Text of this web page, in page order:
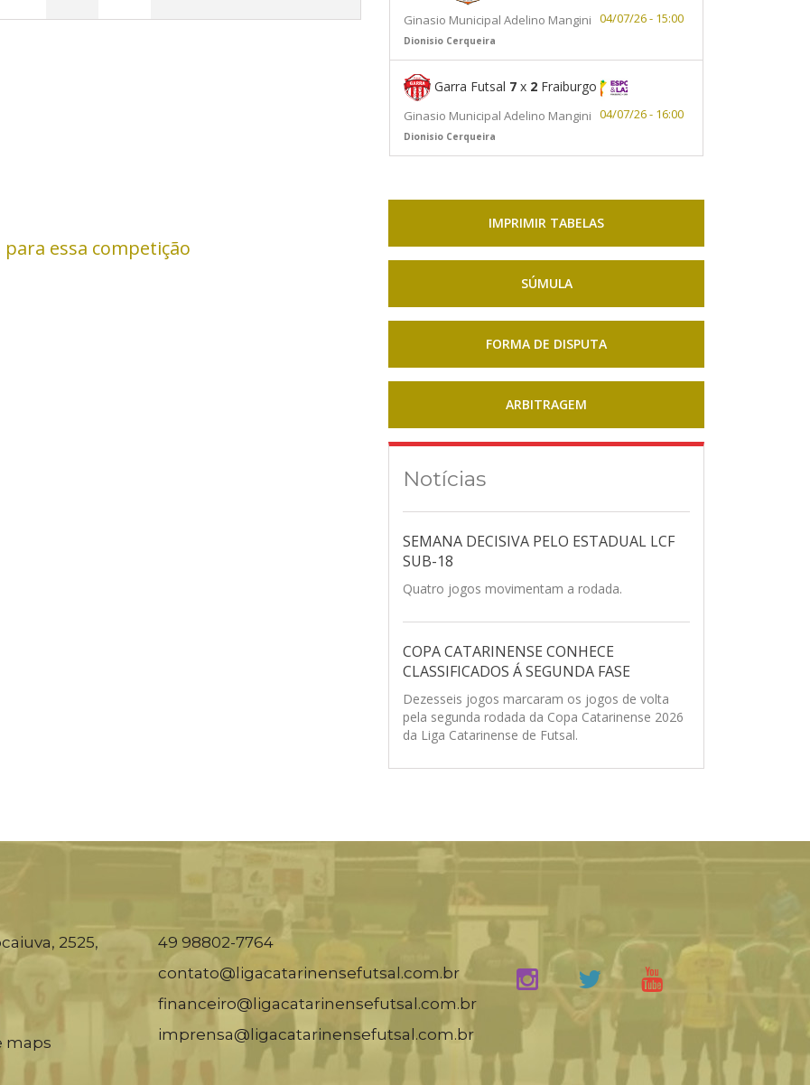
Ginasio Municipal Adelino Mangini
Dionisio Cerqueira
04/07/26 - 15:00
Garra Futsal 7 x 2 Fraiburgo
Ginasio Municipal Adelino Mangini
Dionisio Cerqueira
04/07/26 - 16:00
para essa competição
IMPRIMIR TABELAS
SÚMULA
FORMA DE DISPUTA
ARBITRAGEM
Notícias
SEMANA DECISIVA PELO ESTADUAL LCF
SUB-18
Quatro jogos movimentam a rodada.
COPA CATARINENSE CONHECE
CLASSIFICADOS Á SEGUNDA FASE
Dezesseis jogos marcaram os jogos de volta
pela segunda rodada da Copa Catarinense 2026
da Liga Catarinense de Futsal.
2525,
maps
49 98802-7764
contato@ligacatarinensefutsal.com.br
financeiro@ligacatarinensefutsal.com.br
imprensa@ligacatarinensefutsal.com.br